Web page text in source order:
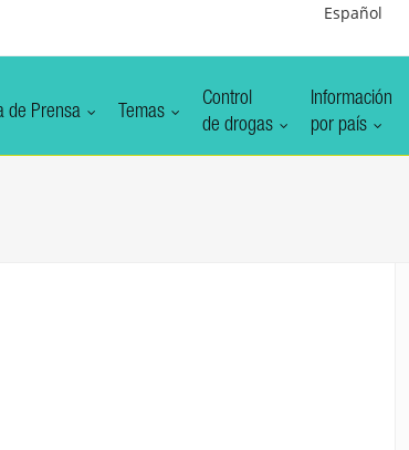
Español
de Prensa Temas
Control
de drogas
Información
por país